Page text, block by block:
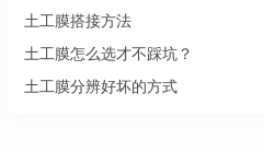
土工膜搭接方法
土工膜怎么选才不踩坑？
土工膜分辨好坏的方式